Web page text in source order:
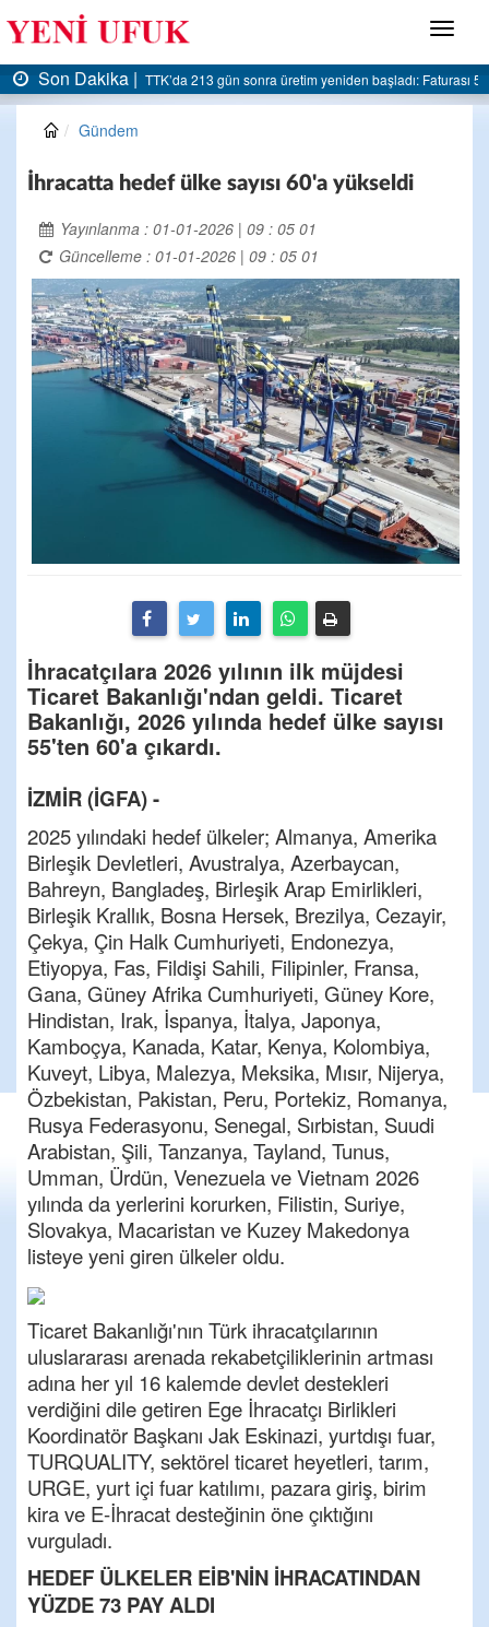
Menü
Son Dakika | AK Parti Ereğli İlçe Başkanlığı’ndan belediyeye sert
Gündem
İhracatta hedef ülke sayısı 60'a yükseldi
Yayınlanma : 01-01-2026 | 09 : 05 01
Güncelleme : 01-01-2026 | 09 : 05 01
İhracatçılara 2026 yılının ilk müjdesi
Ticaret Bakanlığı'ndan geldi. Ticaret
Bakanlığı, 2026 yılında hedef ülke sayısı
55'ten 60'a çıkardı.
İZMİR (İGFA) -
2025 yılındaki hedef ülkeler; Almanya, Amerika
Birleşik Devletleri, Avustralya, Azerbaycan,
Bahreyn, Bangladeş, Birleşik Arap Emirlikleri,
Birleşik Krallık, Bosna Hersek, Brezilya, Cezayir,
Çekya, Çin Halk Cumhuriyeti, Endonezya,
Etiyopya, Fas, Fildişi Sahili, Filipinler, Fransa,
Gana, Güney Afrika Cumhuriyeti, Güney Kore,
Hindistan, Irak, İspanya, İtalya, Japonya,
Kamboçya, Kanada, Katar, Kenya, Kolombiya,
Kuveyt, Libya, Malezya, Meksika, Mısır, Nijerya,
Özbekistan, Pakistan, Peru, Portekiz, Romanya,
Rusya Federasyonu, Senegal, Sırbistan, Suudi
Arabistan, Şili, Tanzanya, Tayland, Tunus,
Umman, Ürdün, Venezuela ve Vietnam 2026
yılında da yerlerini korurken, Filistin, Suriye,
Slovakya, Macaristan ve Kuzey Makedonya
listeye yeni giren ülkeler oldu.
Ticaret Bakanlığı'nın Türk ihracatçılarının
uluslararası arenada rekabetçiliklerinin artması
adına her yıl 16 kalemde devlet destekleri
verdiğini dile getiren Ege İhracatçı Birlikleri
Koordinatör Başkanı Jak Eskinazi, yurtdışı fuar,
TURQUALITY, sektörel ticaret heyetleri, tarım,
URGE, yurt içi fuar katılımı, pazara giriş, birim
kira ve E-İhracat desteğinin öne çıktığını
vurguladı.
HEDEF ÜLKELER EİB'NİN İHRACATINDAN
YÜZDE 73 PAY ALDI